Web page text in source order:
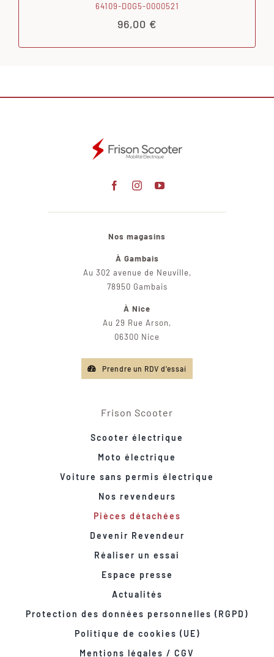
64109-D0G5-0000521
96,00 €
Nos magasins
À Gambais
Au 302 avenue de Neuville,
78950 Gambais
À Nice
Au 29 Rue Arson,
06300 Nice
Prendre un RDV d'essai
Frison Scooter
Scooter électrique
Moto électrique
Voiture sans permis électrique
Nos revendeurs
Pièces détachées
Devenir Revendeur
Réaliser un essai
Espace presse
Actualités
Protection des données personnelles (RGPD)
Politique de cookies (UE)
Mentions légales / CGV